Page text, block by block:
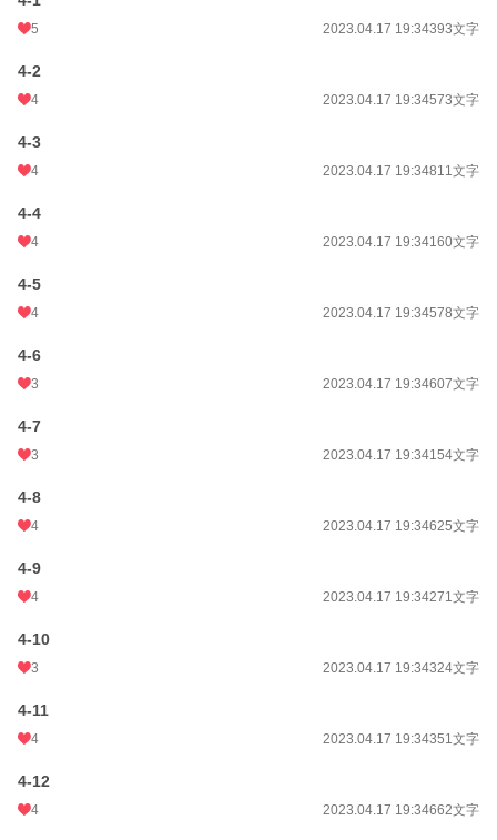
5 2023.04.17 19:34393文字
4-2
4 2023.04.17 19:34573文字
4-3
4 2023.04.17 19:34811文字
4-4
4 2023.04.17 19:34160文字
4-5
4 2023.04.17 19:34578文字
4-6
3 2023.04.17 19:34607文字
4-7
3 2023.04.17 19:34154文字
4-8
4 2023.04.17 19:34625文字
4-9
4 2023.04.17 19:34271文字
4-10
3 2023.04.17 19:34324文字
4-11
4 2023.04.17 19:34351文字
4-12
4 2023.04.17 19:34662文字